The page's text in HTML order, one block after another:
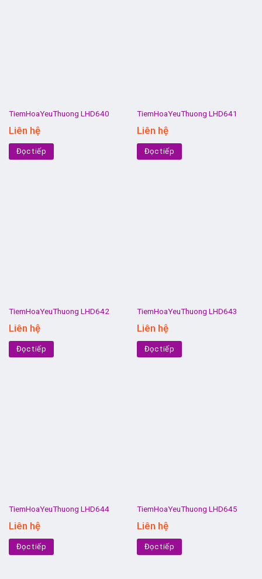
TiemHoaYeuThuong LHD640
Liên hệ
Đọc tiếp
TiemHoaYeuThuong LHD641
Liên hệ
Đọc tiếp
TiemHoaYeuThuong LHD642
Liên hệ
Đọc tiếp
TiemHoaYeuThuong LHD643
Liên hệ
Đọc tiếp
TiemHoaYeuThuong LHD644
Liên hệ
Đọc tiếp
TiemHoaYeuThuong LHD645
Liên hệ
Đọc tiếp